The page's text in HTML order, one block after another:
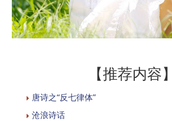
【推荐内容】
唐诗之“反七律体”
沧浪诗话